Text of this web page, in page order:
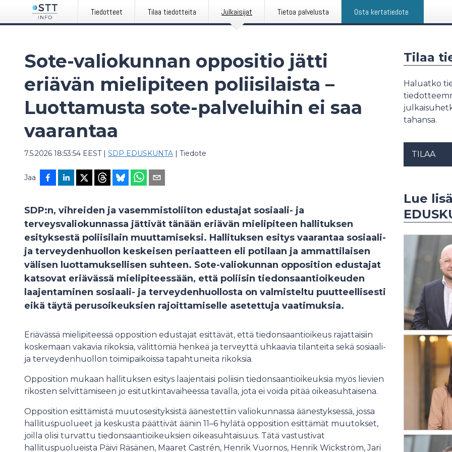
Tiedotteet Tilaa tiedotteita Julkaisijat Tietoa palvelusta Osta kertatiedote
Sote-valiokunnan oppositio jätti
eriävän mielipiteen poliisilaista –
Luottamusta sote-palveluihin ei saa
vaarantaa
7.5.2026 18:53:54 EEST| SDP EDUSKUNTA | Tiedote
Jaa
SDP:n, vihreiden ja vasemmistoliiton edustajat sosiaali- ja
terveysvaliokunnassa jättivät tänään eriävän mielipiteen hallituksen
esityksestä poliisilain muuttamiseksi. Hallituksen esitys vaarantaa sosiaali-
ja terveydenhuollon keskeisen periaatteen eli potilaan ja ammattilaisen
välisen luottamuksellisen suhteen. Sote-valiokunnan opposition edustajat
katsovat eriävässä mielipiteessään, että poliisin tiedonsaantioikeuden
laajentaminen sosiaali- ja terveydenhuollosta on valmisteltu puutteellisesti
eikä täytä perusoikeuksien rajoittamiselle asetettuja vaatimuksia.
Eriävässä mielipiteessä opposition edustajat esittävät, että tiedonsaantioikeus rajattaisiin
koskemaan vakavia rikoksia, välittömiä henkeä ja terveyttä uhkaavia tilanteita sekä sosiaali-
ja terveydenhuollon toimipaikoissa tapahtuneita rikoksia.
Opposition mukaan hallituksen esitys laajentaisi poliisin tiedonsaantioikeuksia myös lievien
rikosten selvittämiseen jo esitutkintavaiheessa tavalla, jota ei voida pitää oikeasuhtaisena.
Opposition esittämistä muutosesityksistä äänestettiin valiokunnassa äänestyksessä, jossa
hallituspuolueet ja keskusta päättivät äänin 11–6 hylätä opposition esittämät muutokset,
joilla olisi turvattu tiedonsaantioikeuksien oikeasuhtaisuus. Tätä vastustivat
hallituspuolueista Päivi Räsänen, Maaret Castrén, Henrik Vuornos, Henrik Wickström, Jari
Tilaa
Haluatko
tahansa.
TILAA
Lue